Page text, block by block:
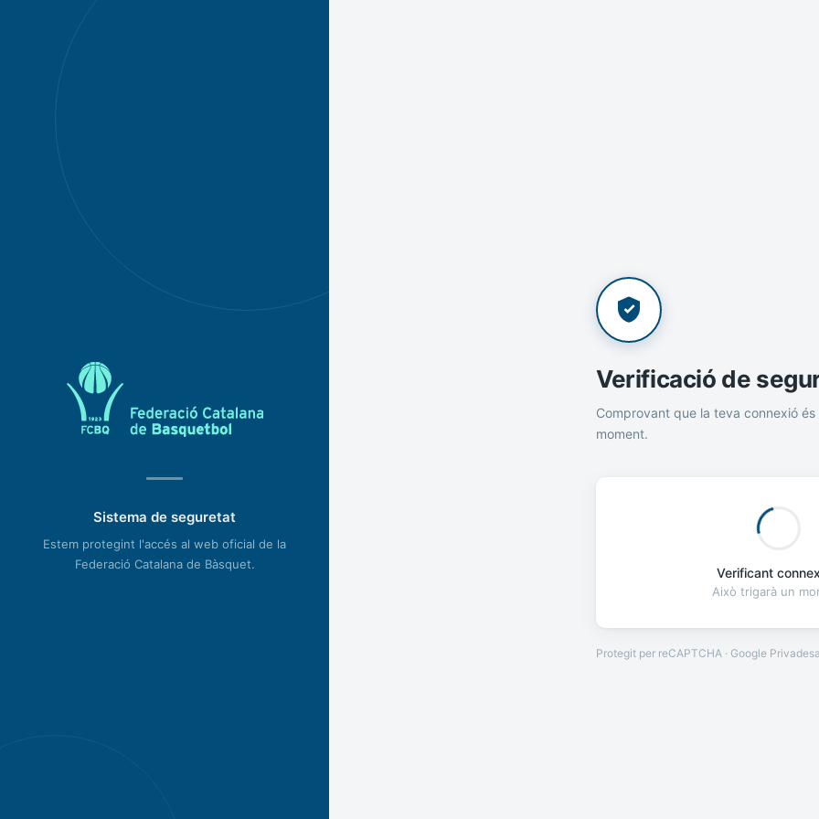
Sistema de seguretat
Estem protegint l'accés al web oficial de la
Federació Catalana de Bàsquet.
Verificació de
Comprovant que la teva connexió és
moment.
Verificant
Això trigarà un
Protegit per reCAPTCHA · Google Privadesa